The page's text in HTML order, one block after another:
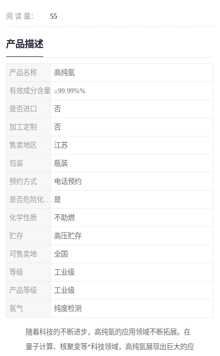
阅 读 量： 55
产品描述
产品名称 高纯氩
有效成分含量 ≥99.99%%
是否进口 否
加工定制 否
售卖地区 江苏
包装 瓶装
预约方式 电话预约
是
化学性质 不助燃
贮存 高压贮存
可售卖地 全国
等级 工业级
产品等级 工业级
氩气 纯度检测
随着科技的不断进步，高纯氩的应用领域不断拓展。在
量子计算、核聚变等*科技领域，高纯氩展现出巨大的应